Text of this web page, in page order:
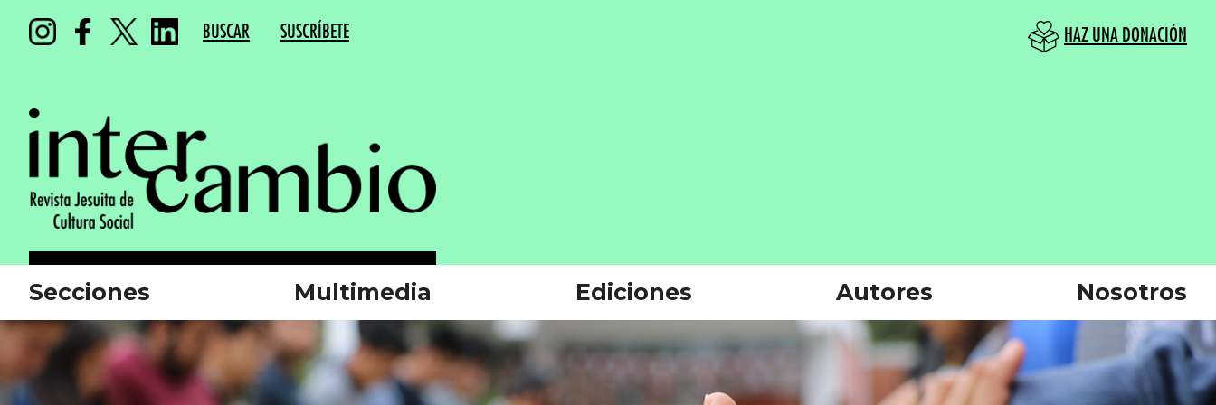
BUSCAR SUSCRÍBETE HAZ UNA DONACIÓN
Secciones Multimedia Ediciones Autores Nosotros